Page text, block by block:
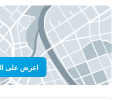
اعرض على